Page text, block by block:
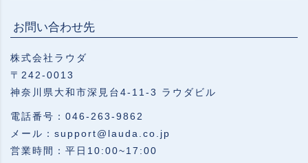
お問い合わせ先
株式会社ラウダ
〒242-0013
神奈川県大和市深見台4-11-3 ラウダビル
電話番号：046-263-9862
メール：support@lauda.co.jp
営業時間：平日10:00~17:00